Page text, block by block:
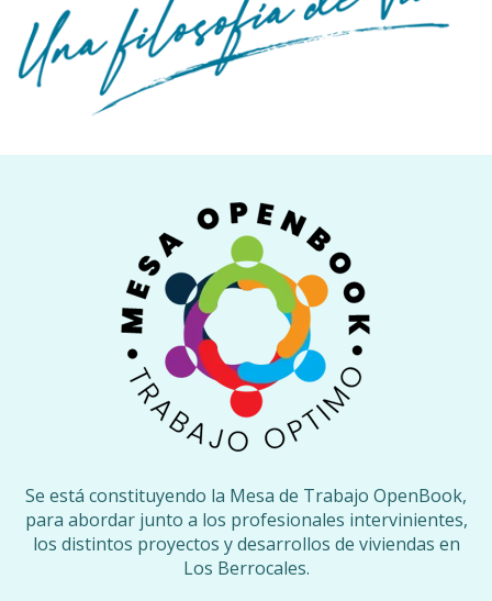
Se está constituyendo la Mesa de Trabajo OpenBook,
para abordar junto a los profesionales intervinientes,
los distintos proyectos y desarrollos de viviendas en
Los Berrocales.